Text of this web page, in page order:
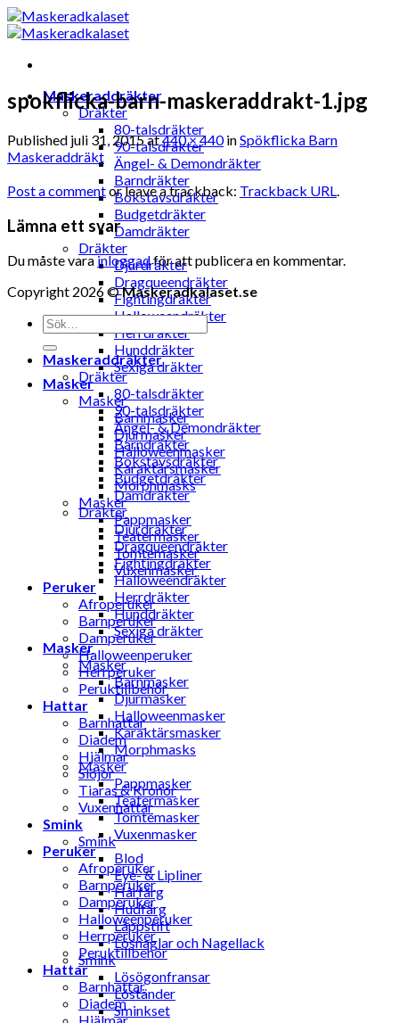
Skip
to
Maskeraddräkter
Dräkter
80-talsdräkter
90-talsdräkter
Ängel- & Demondräkter
Barndräkter
Bokstavsdräkter
Budgetdräkter
Damdräkter
Dräkter
Djurdräkter
Dragqueendräkter
Fightingdräkter
Halloweendräkter
Herrdräkter
Hunddräkter
Sexiga dräkter
Masker
Masker
Barnmasker
Djurmasker
Halloweenmasker
Karaktärsmasker
Morphmasks
Masker
Pappmasker
Teatermasker
Tomtemasker
Vuxenmasker
Peruker
Afroperuker
Barnperuker
Damperuker
Halloweenperuker
Herrperuker
Peruktillbehör
Hattar
Barnhattar
Diadem
Hjälmar
Slöjor
Tiaras & Kronor
Vuxenhattar
Smink
Smink
Blod
Eye- & Lipliner
Hårfärg
Hudfärg
Läppstift
Lösnaglar och Nagellack
Smink
Lösögonfransar
Löständer
Sminkset
spokflicka-barn-maskeraddrakt-1.jpg
Published juli 31, 2015at440 × 440inSpökflicka Barn
Maskeraddräkt
Post a commentor leave a trackback: Trackback URL.
Lämna ett svar
Du måste varainloggadför att publicera en kommentar.
Copyright 2026 ©Maskeradkalaset.se
Sök
efter:
Maskeraddräkter
Dräkter
80-talsdräkter
90-talsdräkter
Ängel- & Demondräkter
Barndräkter
Bokstavsdräkter
Budgetdräkter
Damdräkter
Dräkter
Djurdräkter
Dragqueendräkter
Fightingdräkter
Halloweendräkter
Herrdräkter
Hunddräkter
Sexiga dräkter
Masker
Masker
Barnmasker
Djurmasker
Halloweenmasker
Karaktärsmasker
Morphmasks
Masker
Pappmasker
Teatermasker
Tomtemasker
Vuxenmasker
Peruker
Afroperuker
Barnperuker
Damperuker
Halloweenperuker
Herrperuker
Peruktillbehör
Hattar
Barnhattar
Diadem